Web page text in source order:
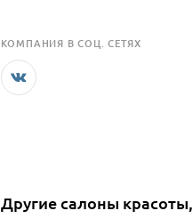
КОМПАНИЯ В СОЦ. СЕТЯХ
Другиесалоны